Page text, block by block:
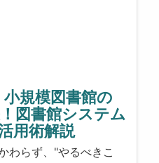
規模図書館の
図書館システム
用術解説
わらず、"やるべきこ